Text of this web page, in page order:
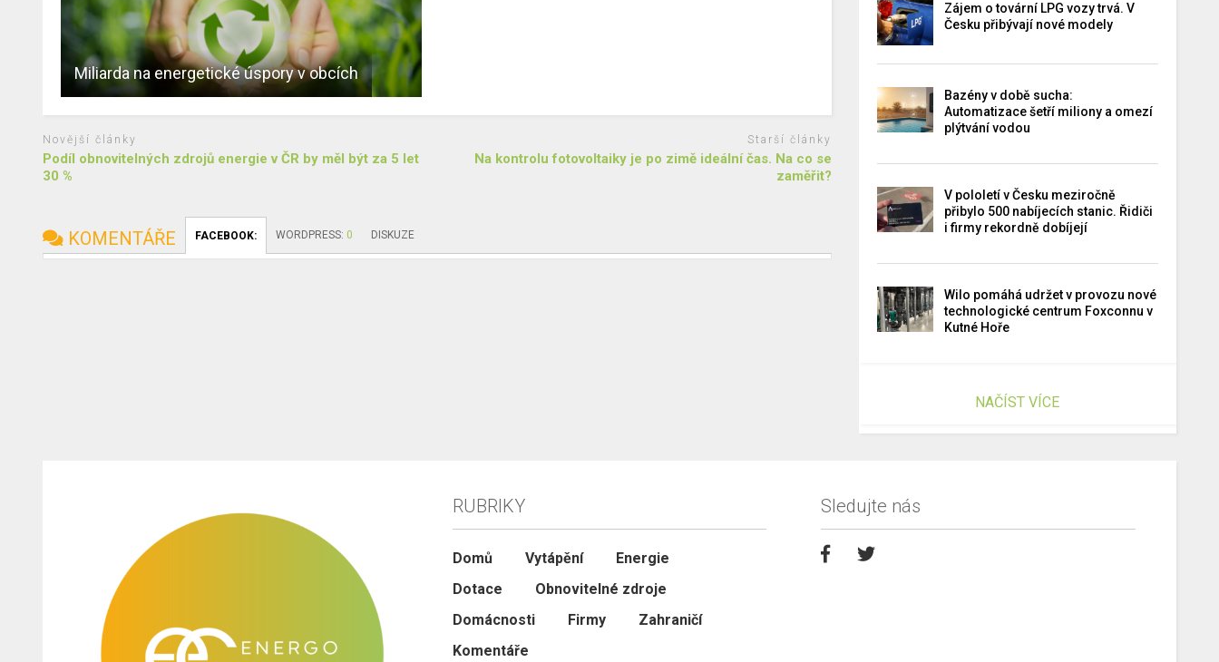
Miliarda na energetické úspory v obcích
Novější články
Podíl obnovitelných zdrojů energie v ČR by měl být za 5 let
30 %
Starší články
Na kontrolu fotovoltaiky je po zimě ideální čas. Na co se
zaměřit?
KOMENTÁŘE FACEBOOK: WORDPRESS: 0 DISKUZE
Zájem o tovární LPG vozy trvá. V
Česku přibývají nové modely
Bazény v době sucha:
Automatizace šetří miliony a omezí
plýtvání vodou
V pololetí v Česku meziročně
přibylo 500 nabíjecích stanic. Řidiči
i firmy rekordně dobíjejí
Wilo pomáhá udržet v provozu nové
technologické centrum Foxconnu v
Kutné Hoře
NAČÍST VÍCE
RUBRIKY
Domů Vytápění
Energie
Dotace
Obnovitelné zdroje
Domácnosti
Firmy
Zahraničí
Komentáře
Sledujte nás